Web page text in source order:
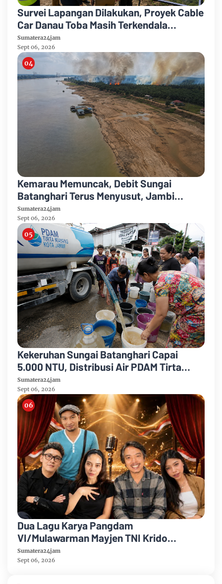
Survei Lapangan Dilakukan, Proyek Cable
Car Danau Toba Masih Terkendala
Pembebasan BPHTB di Sebagian Lahan
Sumatera24jam
Sept 06, 2026
Kemarau Memuncak, Debit Sungai
Batanghari Terus Menyusut, Jambi
Hadapi Ancaman Krisis Air Bersih dan
Karhutla
Sumatera24jam
Sept 06, 2026
Kekeruhan Sungai Batanghari Capai
5.000 NTU, Distribusi Air PDAM Tirta
Mayang di Sejumlah Wilayah Terganggu
Sumatera24jam
Sept 06, 2026
Dua Lagu Karya Pangdam
VI/Mulawarman Mayjen TNI Krido
Pramono Jadi Ikon Singing Competition
HUT Ke-81 RI
Sumatera24jam
Sept 06, 2026